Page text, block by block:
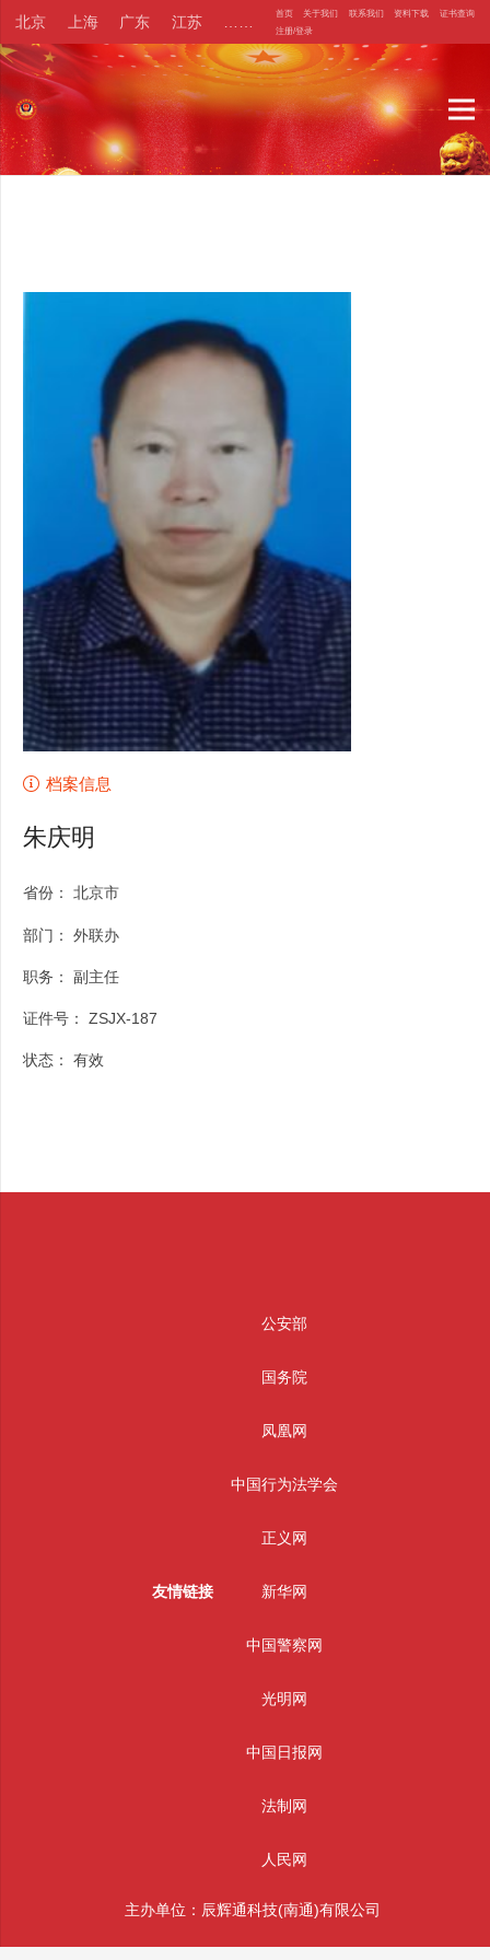
北京 上海 广东 江苏 首页 关于我们 联系我们 资料下载
证书查询
注册/登录
档案信息
朱庆明
省份： 北京市
部门： 外联办
职务： 副主任
证件号： ZSJX-187
状态： 有效
友情链接
公安部
国务院
凤凰网
中国行为法学会
正义网
新华网
中国警察网
光明网
中国日报网
法制网
人民网
主办单位：辰辉通科技(南通)有限公司